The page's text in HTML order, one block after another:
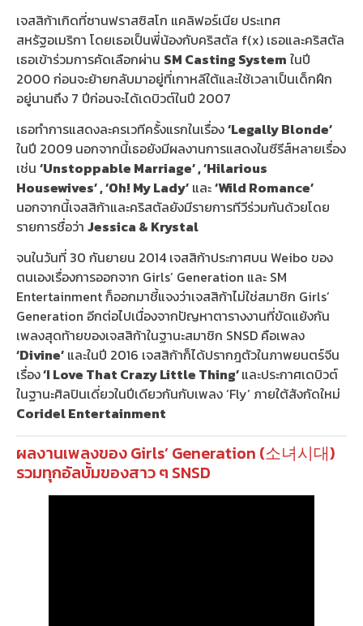
เจสสิก้าเกิดที่ซานฟราสซิสโก แคลิฟอร์เนีย ประเทศ
สหรัฐอเมริกา โดยเธอเป็นพี่น้องกับคริสตัล f(x) เธอและคริสตัล
เธอเข้าร่วมการคัดเลือกผ่าน SM Casting System ในปี
2000 ก่อนจะย้ายกลับมาอยู่ที่เกาหลีใต้และใช้เวลาเป็นเด็กฝึก
อยู่นานถึง 7 ปีก่อนจะได้เดบิวต์ในปี 2007
เธอทำการแสดงละครเวทีครั้งแรกในเรื่อง‘Legally Blonde’
ในปี 2009 นอกจากนี้เธอยังมีผลงานการแสดงในซีรีส์หลายเรื่อง
เช่น ‘Unstoppable Marriage’ , ‘Hilarious
Housewives’ , ‘Oh! My Lady’ และ‘Wild Romance’
นอกจากนี้เจสสิก้าและคริสตัลยังมีรายการทีวีร่วมกันด้วยโดย
รายการชื่อว่า Jessica & Krystal
จนในวันที่ 30 กันยายน 2014 เจสสิก้าประกาศบน Weibo ของ
ตนเองเรื่องการออกจาก Girls’ Generation และ SM
Entertainment ก็ออกมาชี้แจงว่าเจสสิก้าไม่ใช่สมาชิก Girls’
Generation อีกต่อไปเนื่องจากปัญหาตารางงานที่ขัดแย้งกัน
เพลงสุดท้ายของเจสสิก้าในฐานะสมาชิก SNSD คือเพลง
‘Divine’ และในปี 2016 เจสสิก้าก็ได้ปรากฎตัวในภาพยนตร์จีน
เรื่อง‘I Love That Crazy Little Thing’และประกาศเดบิวต์
ในฐานะศิลปินเดี่ยวในปีเดียวกันกับเพลง ‘Fly’ ภายใต้สังกัดใหม่
Coridel Entertainment
ผลงานเพลงของ Girls’ Generation (소녀시대)
รวมทุกอัลบั้มของสาว ๆ SNSD